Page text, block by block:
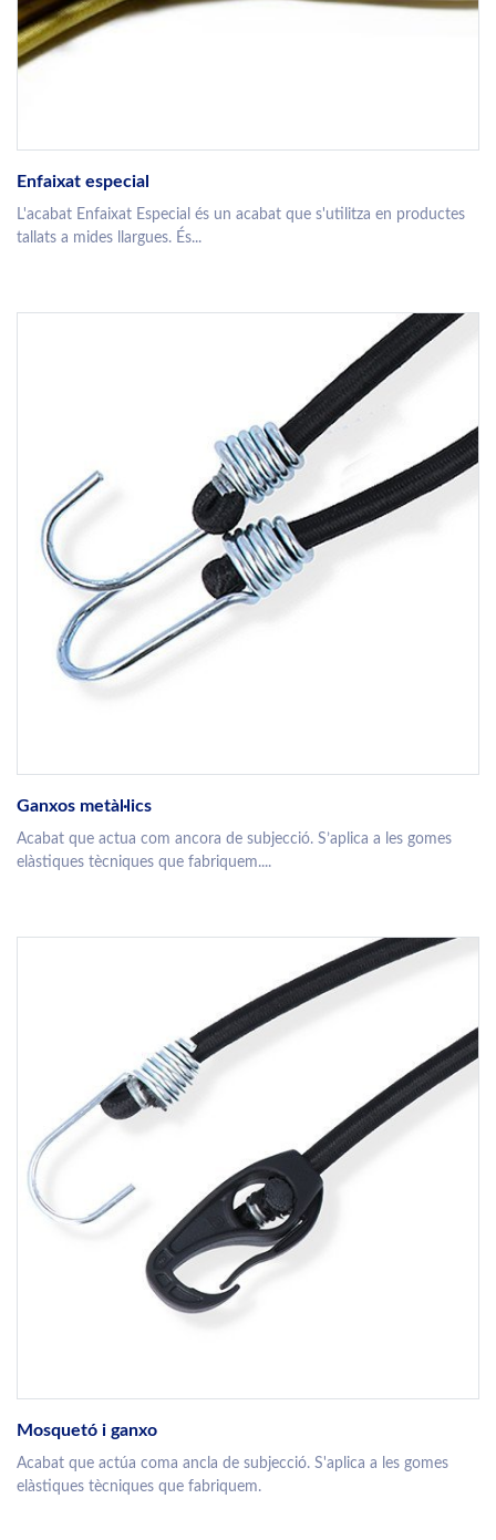
Enfaixat especial
L'acabat Enfaixat Especial és un acabat que s'utilitza en productes
tallats a mides llargues. És...
Ganxos metàl·lics
Acabat que actua com ancora de subjecció. S’aplica a les gomes
elàstiques tècniques que fabriquem....
Mosquetó i ganxo
Acabat que actúa coma ancla de subjecció. S'aplica a les gomes
elàstiques tècniques que fabriquem.